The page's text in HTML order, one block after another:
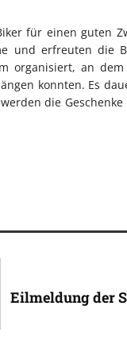
für einen guten
und erfreuten die
organisiert, an
konnten. Es
die
Eilmeldung der